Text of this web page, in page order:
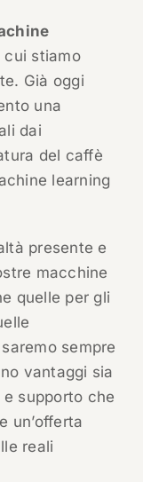
cui stiamo
Già oggi
una
dai
del caffè
learning
presente e
macchine
quelle per gli
sempre
vantaggi sia
supporto che
un’offerta
reali